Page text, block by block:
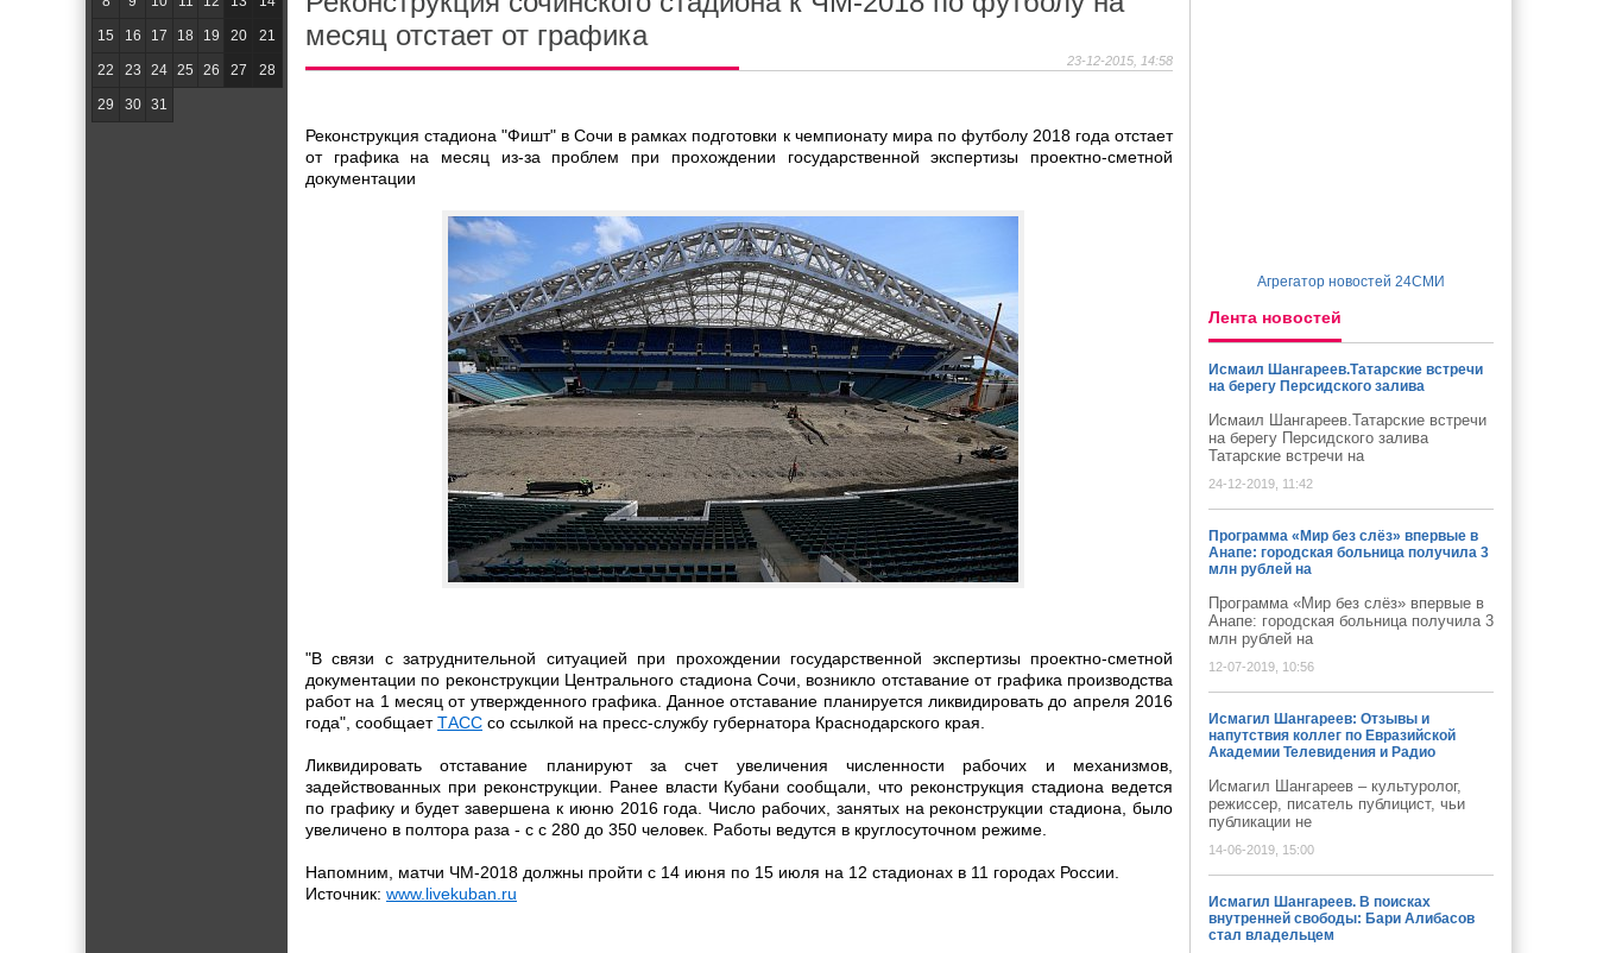
месяц отстает от графика
23-12-2015, 14:58
Реконструкция стадиона "Фишт" в Сочи в рамках подготовки к чемпионату мира по футболу 2018 года отстает
от графика на месяц из-за проблем при прохождении государственной экспертизы проектно-сметной
документации
"В связи с затруднительной ситуацией при прохождении государственной экспертизы проектно-сметной
документации по реконструкции Центрального стадиона Сочи, возникло отставание от графика производства
работ на 1 месяц от утвержденного графика. Данное отставание планируется ликвидировать до апреля 2016
года", сообщаетТАСС со ссылкой на пресс-службу губернатора Краснодарского края.
Ликвидировать отставание планируют за счет увеличения численности рабочих и механизмов,
задействованных при реконструкции. Ранее власти Кубани сообщали, что реконструкция стадиона ведется
по графику и будет завершена к июню 2016 года. Число рабочих, занятых на реконструкции стадиона, было
увеличено в полтора раза - с с 280 до 350 человек. Работы ведутся в круглосуточном режиме.
Напомним, матчи ЧМ-2018 должны пройти с 14 июня по 15 июля на 12 стадионах в 11 городах России.
Источник: www.livekuban.ru
15 16 17 18 19 20 21
22 23 24 25 26 27 28
29 30 31
Агрегатор новостей 24СМИ
Лента новостей
Исмаил Шангареев.Татарские встречи
на берегу Персидского залива
Исмаил Шангареев.Татарские встречи
на берегу Персидского залива
Татарские встречи на
24-12-2019, 11:42
Программа «Мир без слёз» впервые в
Анапе: городская больница получила 3
млн рублей на
Программа «Мир без слёз» впервые в
Анапе: городская больница получила 3
млн рублей на
12-07-2019, 10:56
Исмагил Шангареев: Отзывы и
напутствия коллег по Евразийской
Академии Телевидения и Радио
Исмагил Шангареев – культуролог,
режиссер, писатель публицист, чьи
публикации не
14-06-2019, 15:00
Исмагил Шангареев. В поисках
внутренней свободы: Бари Алибасов
стал владельцем